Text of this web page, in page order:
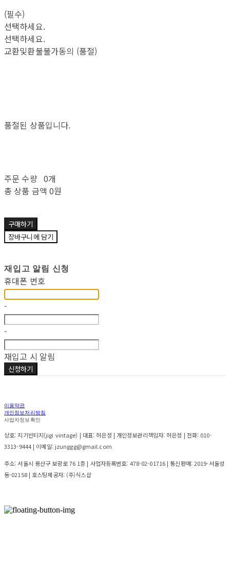
(필수)
선택하세요.
선택하세요.
교환및환불불가동의 (품절)
품절된 상품입니다.
주문 수량 0개
총 상품 금액 0원
구매하기
장바구니에 담기
재입고 알림 신청
휴대폰 번호
-
-
재입고 시 알림
신청하기
이용약관
개인정보처리방침
사업자정보확인
상호: 지기빈티지(jigi vintage) | 대표: 허은정 | 개인정보관리책임자: 허은정 | 전화: 010-
3313-9444 | 이메일: jzunggg@gmail.com
주소: 서울시 용산구 보광로 76 1층 | 사업자등록번호: 478-02-01716| 통신판매:2019-서울성
동-02158| 호스팅제공자: (주)식스샵